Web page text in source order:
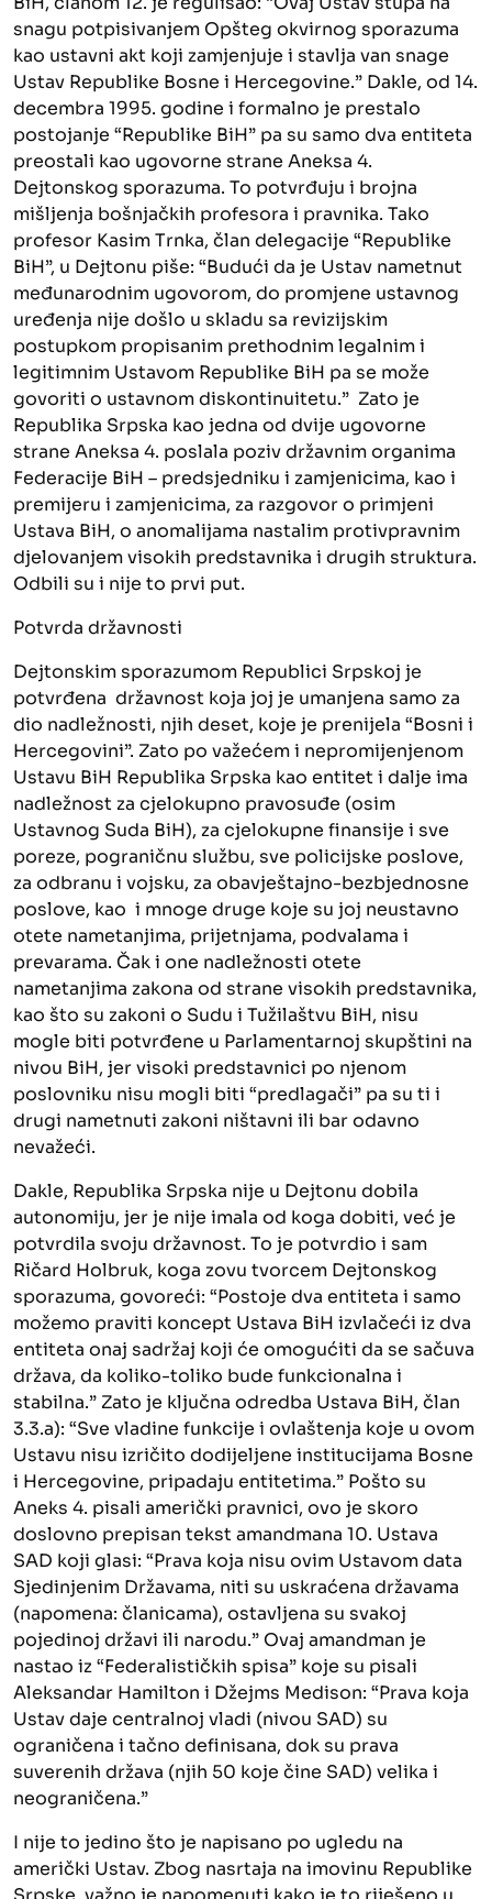
snagu potpisivanjem Opšteg okvirnog sporazuma
kao ustavni akt koji zamjenjuje i stavlja van snage
Ustav Republike Bosne i Hercegovine.” Dakle, od 14.
decembra 1995. godine i formalno je prestalo
postojanje “Republike BiH” pa su samo dva entiteta
preostali kao ugovorne strane Aneksa 4.
Dejtonskog sporazuma. To potvrđuju i brojna
mišljenja bošnjačkih profesora i pravnika. Tako
profesor Kasim Trnka, član delegacije “Republike
BiH”, u Dejtonu piše: “Budući da je Ustav nametnut
međunarodnim ugovorom, do promjene ustavnog
uređenja nije došlo u skladu sa revizijskim
postupkom propisanim prethodnim legalnim i
legitimnim Ustavom Republike BiH pa se može
govoriti o ustavnom diskontinuitetu.” Zato je
Republika Srpska kao jedna od dvije ugovorne
strane Aneksa 4. poslala poziv državnim organima
Federacije BiH – predsjedniku i zamjenicima, kao i
premijeru i zamjenicima, za razgovor o primjeni
Ustava BiH, o anomalijama nastalim protivpravnim
djelovanjem visokih predstavnika i drugih struktura.
Odbili su i nije to prvi put.
Potvrda državnosti
Dejtonskim sporazumom Republici Srpskoj je
potvrđena državnost koja joj je umanjena samo za
dio nadležnosti, njih deset, koje je prenijela “Bosni i
Hercegovini”. Zato po važećem i nepromijenjenom
Ustavu BiH Republika Srpska kao entitet i dalje ima
nadležnost za cjelokupno pravosuđe (osim
Ustavnog Suda BiH), za cjelokupne finansije i sve
poreze, pograničnu službu, sve policijske poslove,
za odbranu i vojsku, za obavještajno-bezbjednosne
poslove, kao i mnoge druge koje su joj neustavno
otete nametanjima, prijetnjama, podvalama i
prevarama. Čak i one nadležnosti otete
nametanjima zakona od strane visokih predstavnika,
kao što su zakoni o Sudu i Tužilaštvu BiH, nisu
mogle biti potvrđene u Parlamentarnoj skupštini na
nivou BiH, jer visoki predstavnici po njenom
poslovniku nisu mogli biti “predlagači” pa su ti i
drugi nametnuti zakoni ništavni ili bar odavno
nevažeći.
Dakle, Republika Srpska nije u Dejtonu dobila
autonomiju, jer je nije imala od koga dobiti, već je
potvrdila svoju državnost. To je potvrdio i sam
Ričard Holbruk, koga zovu tvorcem Dejtonskog
sporazuma, govoreći: “Postoje dva entiteta i samo
možemo praviti koncept Ustava BiH izvlačeći iz dva
entiteta onaj sadržaj koji će omogućiti da se sačuva
država, da koliko-toliko bude funkcionalna i
stabilna.” Zato je ključna odredba Ustava BiH, član
3.3.a): “Sve vladine funkcije i ovlaštenja koje u ovom
Ustavu nisu izričito dodijeljene institucijama Bosne
i Hercegovine, pripadaju entitetima.” Pošto su
Aneks 4. pisali američki pravnici, ovo je skoro
doslovno prepisan tekst amandmana 10. Ustava
SAD koji glasi: “Prava koja nisu ovim Ustavom data
Sjedinjenim Državama, niti su uskraćena državama
(napomena: članicama), ostavljena su svakoj
pojedinoj državi ili narodu.” Ovaj amandman je
nastao iz “Federalističkih spisa” koje su pisali
Aleksandar Hamilton i Džejms Medison: “Prava koja
Ustav daje centralnoj vladi (nivou SAD) su
ograničena i tačno definisana, dok su prava
suverenih država (njih 50 koje čine SAD) velika i
neograničena.”
I nije to jedino što je napisano po ugledu na
američki Ustav. Zbog nasrtaja na imovinu Republike